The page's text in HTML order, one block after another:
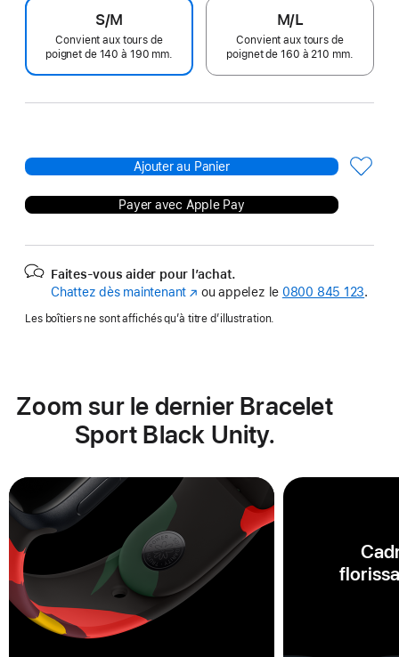
S/M
Convient aux tours de
poignet de 140 à 190 mm.
M/L
Convient aux tours de
poignet de 160 à 210 mm.
Ajouter au Panier
Payer avec Apple Pay
Faites-vous aider pour l’achat.
Chattez dès maintenant (s’ouvre
une
ou appelez le 0800 845 123.
Les boîtiers ne sont affichés qu’à titre d’illustration.
Zoom sur le dernier Bracelet
Sport Black Unity.